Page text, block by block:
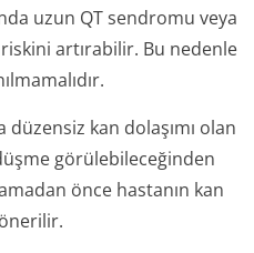
uzun QT sendromu veya
artırabilir. Bu nedenle
kan dolaşımı olan
görülebileceğinden
önce hastanın kan